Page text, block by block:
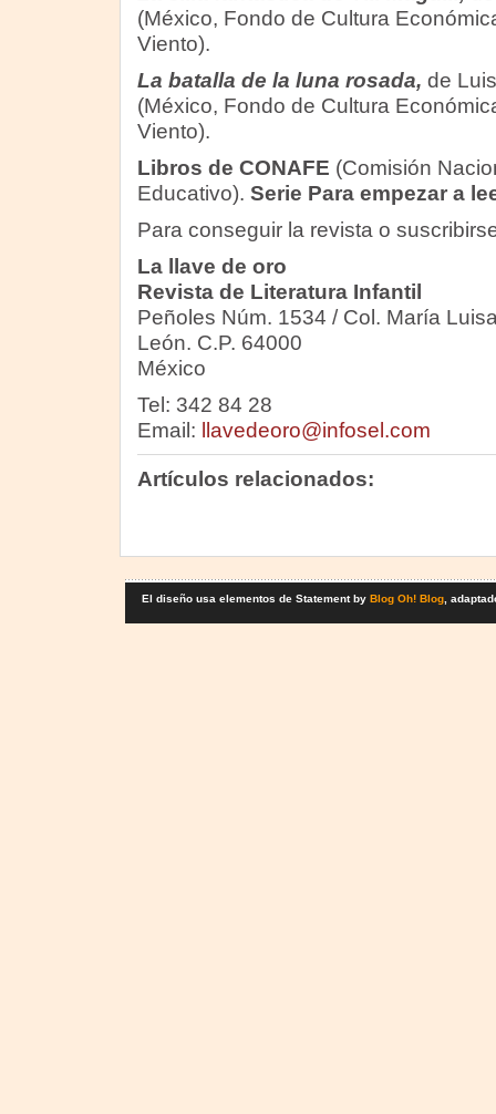
(México, Fondo de Cultura
Viento).
La batalla de la luna rosada, de
(México, Fondo de Cultura
Viento).
Libros de CONAFE (Comisión
Educativo). Serie Para empezar a
Para conseguir la revista o
La llave de oro
Revista de Literatura Infantil
Peñoles Núm. 1534 / Col. María
León. C.P. 64000
México
Tel: 342 84 28
Email:
llavedeoro@infosel.com
Artículos relacionados:
El diseño usa elementos de Statement by Blog Oh! Blog,